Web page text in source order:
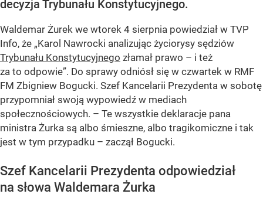
decyzja Trybunału Konstytucyjnego.
Waldemar Żurek we wtorek 4 sierpnia powiedział w TVP
Info, że „Karol Nawrocki analizując życiorysy sędziów
Trybunału Konstytucyjnego złamał prawo – i też
za to odpowie”. Do sprawy odniósł się w czwartek w RMF
FM Zbigniew Bogucki. Szef Kancelarii Prezydenta w sobotę
przypomniał swoją wypowiedź w mediach
społecznościowych. – Te wszystkie deklaracje pana
ministra Żurka są albo śmieszne, albo tragikomiczne i tak
jest w tym przypadku – zaczął Bogucki.
Szef Kancelarii Prezydenta odpowiedział
na słowa Waldemara Żurka